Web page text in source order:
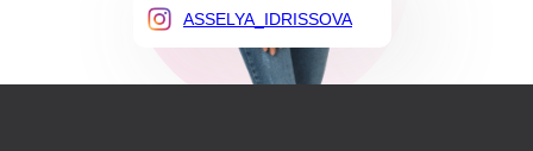
ASSELYA_IDRISSOVA